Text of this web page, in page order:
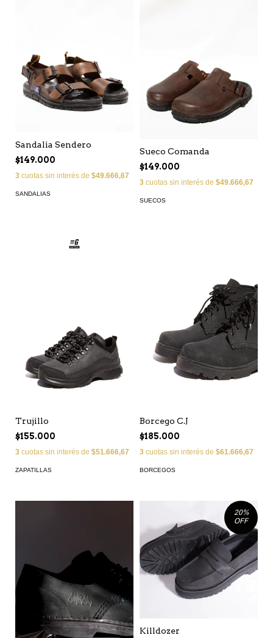
Sandalia Sendero
$149.000
3 cuotas sin interés de $49.666,67
SANDALIAS
Sueco Comanda
$149.000
3 cuotas sin interés de $49.666,67
SUECOS
Trujillo
$155.000
3 cuotas sin interés de $51.666,67
ZAPATILLAS
Borcego C.J
$185.000
3 cuotas sin interés de $61.666,67
BORCEGOS
20%
OFF
Killdozer